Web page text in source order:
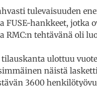
tulevaisuuden
FUSE-hankkeet, jotka
RMC:n tehtävänä oli
ulottuu
näistä
3600